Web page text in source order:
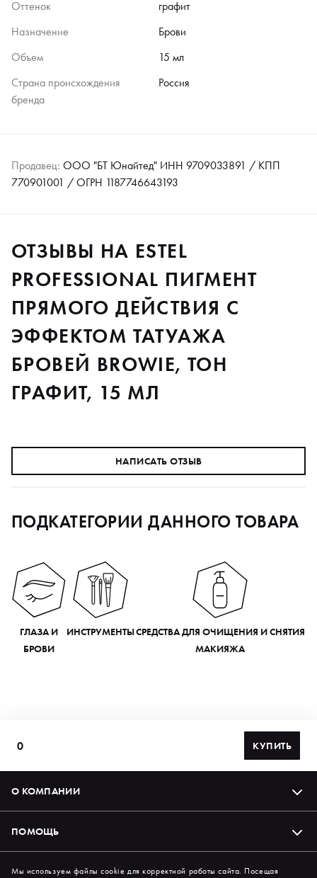
Оттенок
графит
Назначение
Брови
Объем
15 мл
Страна происхождения
бренда
Россия
Продавец: ООО "БТ Юнайтед" ИНН 9709033891 / КПП
770901001 / ОГРН 1187746643193
ОТЗЫВЫ НА ESTEL
PROFESSIONAL ПИГМЕНТ
ПРЯМОГО ДЕЙСТВИЯ С
ЭФФЕКТОМ ТАТУАЖА
БРОВЕЙ BROWIE, ТОН
ГРАФИТ, 15 МЛ
НАПИСАТЬ ОТЗЫВ
ПОДКАТЕГОРИИ ДАННОГО ТОВАРА
ГЛАЗА И
БРОВИ
ИНСТРУМЕНТЫСРЕДСТВА ДЛЯ ОЧИЩЕНИЯ И СНЯТИЯ
МАКИЯЖА
0 КУПИТЬ
О КОМПАНИИ
ПОМОЩЬ
Подпишись на нас в соцсетях
Мы используем файлы cookie для корректной работы сайта. Посещая